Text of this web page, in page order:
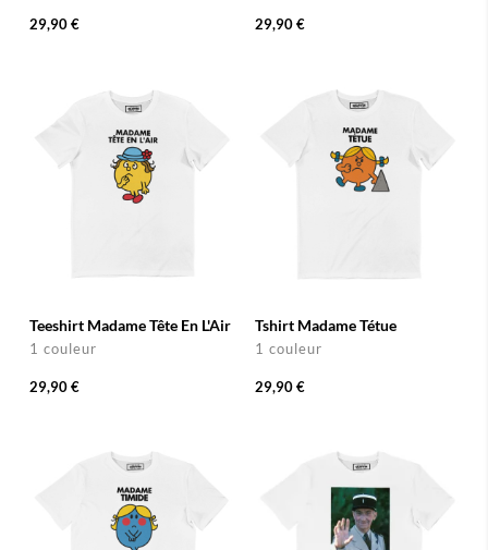
29,90 € 29,90 €
Teeshirt Madame Tête En L'Air
1 couleur
29,90 €
Tshirt Madame Tétue
1 couleur
29,90 €